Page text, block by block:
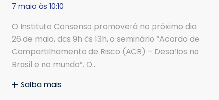
7 maio às 10:10
O Instituto Consenso promoverá no próximo dia
26 de maio, das 9h às 13h, o seminário “Acordo de
Compartilhamento de Risco (ACR) – Desafios no
Brasil e no mundo”. O…
Saiba mais